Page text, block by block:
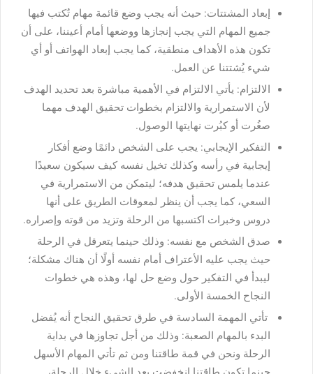
إبعاد المشتتات: حيث أنه يجب وضع قائمة مهام تُكتب فيها
جميع المهام التي يجب إنجازها ووضعها أمام أعيننا، على أن
تكون هذه الأهداف منطقية، كما يجب إبعاد الهواتف أو أي
شيء يُشتتنا عن العمل.
الالتزام: يأتي الالتزام في الأهمية مباشرة بعد تحديد الهدف
لأن الاستمرارية والالتزام بخطوات تحقيق الهدف مهما
صغُرت أو كبُرت نهايتها الوصول.
التفكير الإيجابي: يجب على الشخص دائمًا وضع أفكار
إيجابية في رأسه وكذلك تخيل نفسه كيف سيكون سعيدًا
عندما يلمس تحقيق هدفه؛ ليتمكن من الاستمرارية في
السعي، كما يجب أن ينظر لمعوقات الطريق على أنها
دروس وخبرات اكتسبها من الرحلة وتزيد من قوته وإصراره.
صدق الشخص مع نفسه: وذلك حينما يتعرقل في الرحلة
حيث يجب عليه الأعتراف أمام نفسه أولًا أن هناك مشكلة؛
ليبدأ في التفكير حول وضع حل لها، وهذه هي خطوات
النجاح الخمسة الأولى.
تأتي المهمة السادسة في طرق تحقيق النجاح أنه يُفضل
البدء بالمهام الصعبة: وذلك من أجل تجاوزها في بداية
الرحلة ونحن في قمة طاقتنا ومن ثم تأتي المهام الأسهل